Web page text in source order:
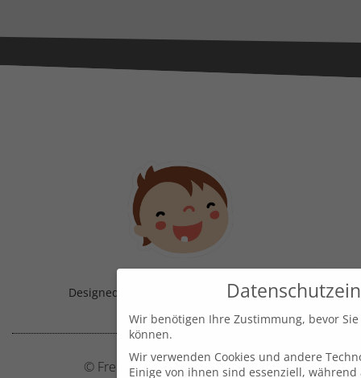
Designed & Handmade with in Austria!
© Frecher Zwerg by J. Barclay e.U.
Wir benötigen Ihre Zustimmung, bevor
können.
Wir verwenden Cookies und andere
Einige von ihnen sind essenziell,